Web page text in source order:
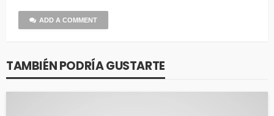
ADD A COMMENT
TAMBIÉN PODRÍA GUSTARTE